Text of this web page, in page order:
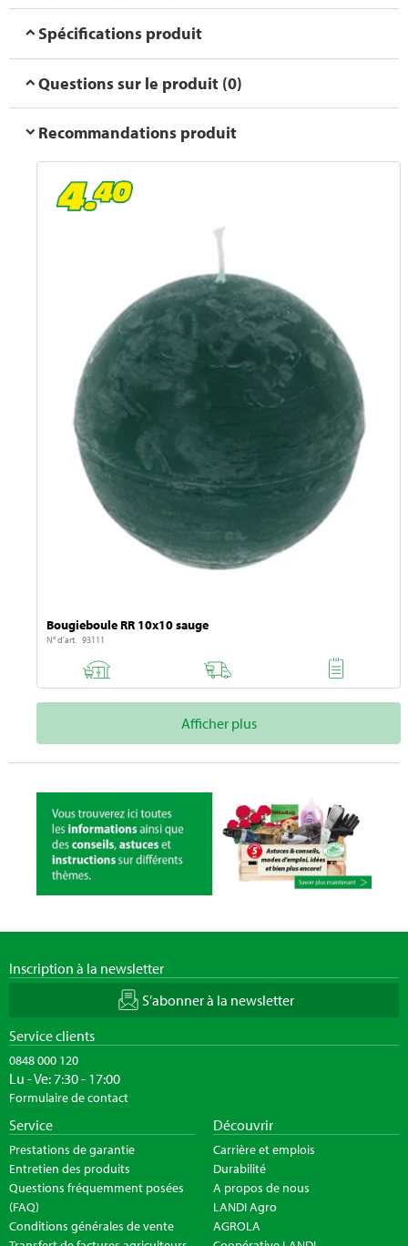
Spécifications produit
Questions sur le produit (0)
Recommandations produit
Bougieboule RR 10x10 sauge
N° d'art. 93111
Afficher plus
Inscription à la newsletter
S’abonner à la newsletter
Service clients
0848 000 120
Lu - Ve: 7:30 - 17:00
Formulaire de contact
Service
Prestations de garantie
Entretien des produits
Questions fréquemment posées
(FAQ)
Conditions générales de vente
Découvrir
Carrière et emplois
Durabilité
A propos de nous
LANDI Agro
AGROLA